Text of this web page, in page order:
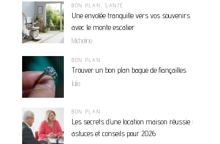
BON PLAN ,SANTÉ
Une envolée tranquille vers vos souvenirs
avec le monte escalier
Micheline
BON PLAN
Trouver un bon plan bague de fiançailles
Julia
BON PLAN
Les secrets d’une location maison réussie :
astuces et conseils pour 2026